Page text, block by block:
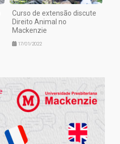
Curso de extensão discute
Direito Animal no
Mackenzie
17/01/2022